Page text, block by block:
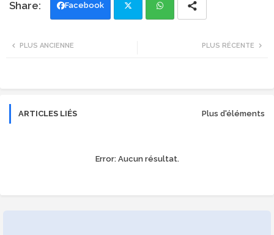
Facebook
PLUS RÉCENTE
PLUS ANCIENNE
ARTICLES LIÉS Plus d'éléments
Error:Aucun résultat.